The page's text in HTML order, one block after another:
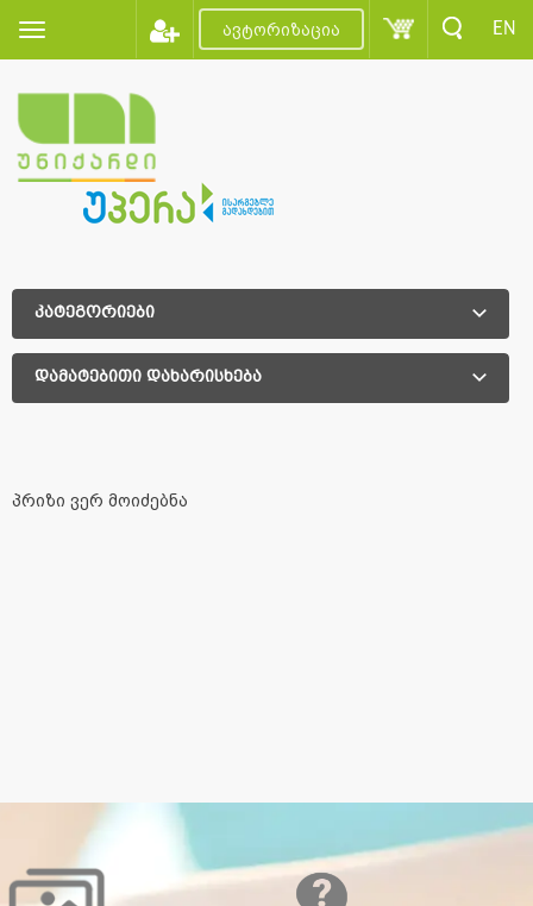
ავტორიზაცია EN
კატეგორიები
დამატებითი დახარისხება
პრიზი ვერ მოიძებნა